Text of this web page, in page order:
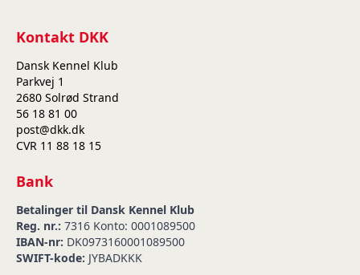
Kontakt DKK
Dansk Kennel Klub
Parkvej 1
2680 Solrød Strand
56 18 81 00
post@dkk.dk
CVR 11 88 18 15
Bank
Betalinger til Dansk Kennel Klub
Reg. nr.: 7316 Konto: 0001089500
IBAN-nr: DK0973160001089500
SWIFT-kode: JYBADKKK